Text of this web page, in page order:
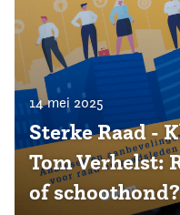
14 mei 2025
Sterke Raad -
Tom Verhelst:
of schoothond?